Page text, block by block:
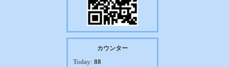
カウンター
Today: 88